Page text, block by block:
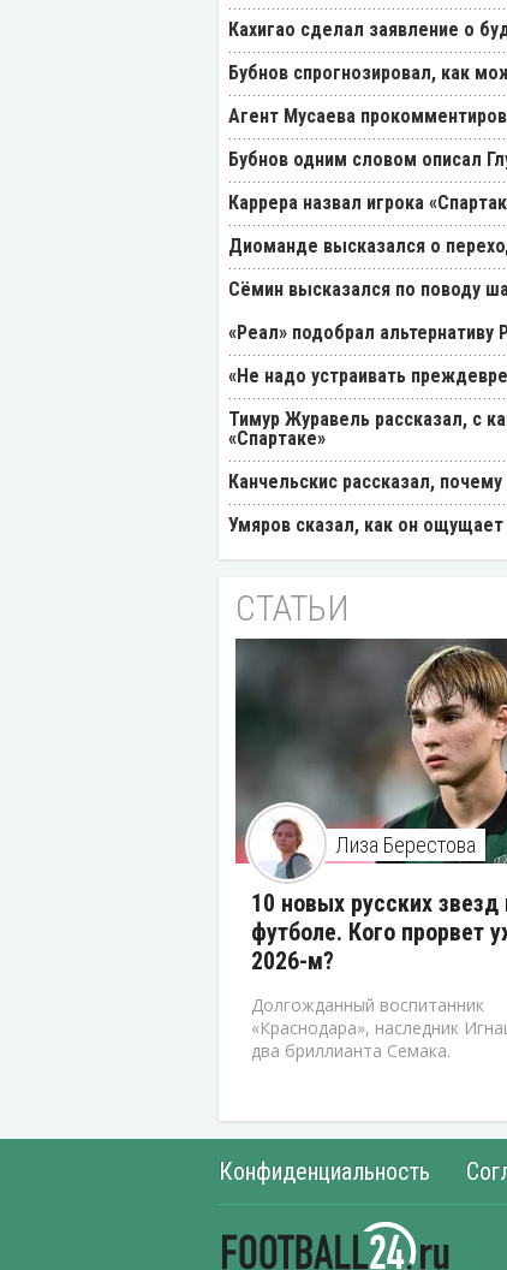
Кахигао сделал заявление о
Бубнов спрогнозировал, как
Агент Мусаева
Бубнов одним словом описал
Каррера назвал игрока
Диоманде высказался о
Cёмин высказался по поводу
«Реал» подобрал альтернативу
«Не надо устраивать
Тимур Журавель рассказал, с
«Спартаке»
Канчельскис рассказал,
Умяров сказал, как он ощущает
СТАТЬИ
Лиза Берестова
10 новых русских
футболе. Кого прорвет
2026-м?
Долгожданный воспитанник
«Краснодара», наследник
два бриллианта Семака.
Конфиденциальность